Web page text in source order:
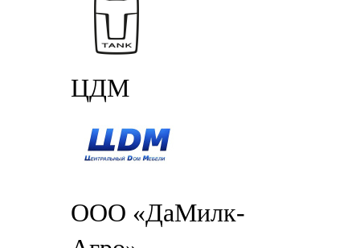
ЦДМ
ООО «ДаМилк-